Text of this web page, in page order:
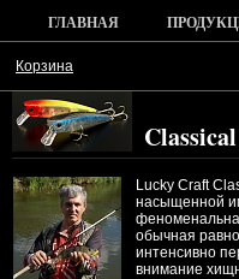
ГЛАВНАЯ
Корзина
Lucky Craft
насыщенной
обычная
интенсивно
внимание